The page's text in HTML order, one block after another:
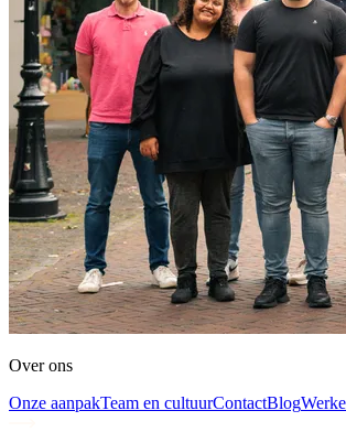
Over ons
Onze aanpakTeam en cultuurContactBlog